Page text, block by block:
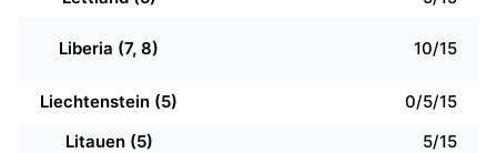
Liberia (7, 8) 10/15
Liechtenstein (5)
0/5/15
Litauen (5)
5/15